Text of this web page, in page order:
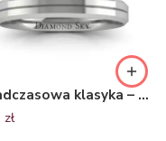
Ponadczasowa klasyka – Komplet płaskich obrączek Diamond Sky z palladu, 3mm
zł